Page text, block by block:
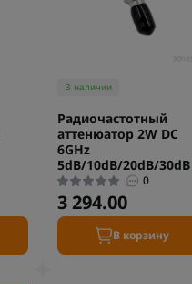
В наличии
Радиочастотный
аттенюатор 2W DC
6GHz
5dB/10dB/20dB/30dB
0
3 294.00
В корзину